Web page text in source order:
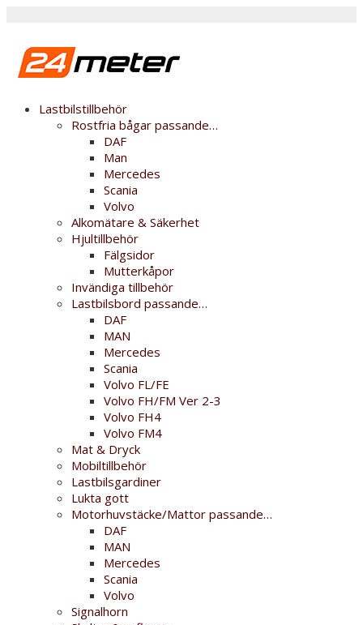
Lastbilstillbehör
Rostfria bågar passande…
DAF
Man
Mercedes
Scania
Volvo
Alkomätare & Säkerhet
Hjultillbehör
Fälgsidor
Mutterkåpor
Invändiga tillbehör
Lastbilsbord passande…
DAF
MAN
Mercedes
Scania
Volvo FL/FE
Volvo FH/FM Ver 2-3
Volvo FH4
Volvo FM4
Mat & Dryck
Mobiltillbehör
Lastbilsgardiner
Lukta gott
Motorhuvstäcke/Mattor passande…
DAF
MAN
Mercedes
Scania
Volvo
Signalhorn